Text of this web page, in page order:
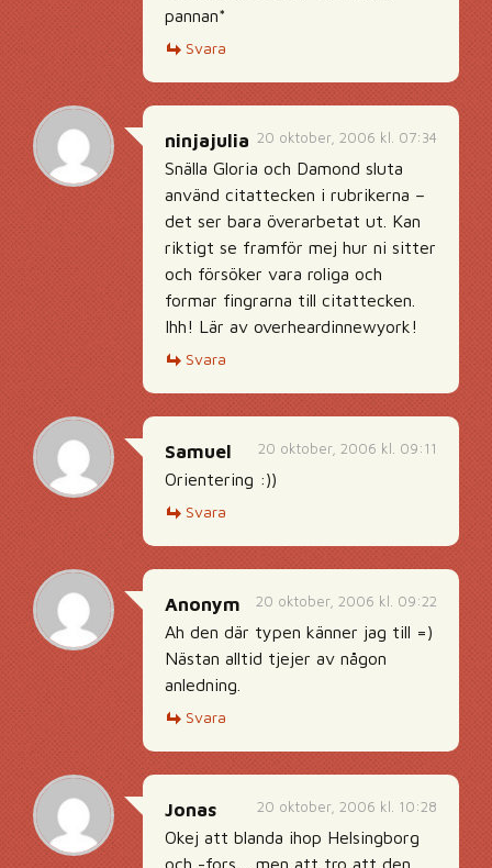
pannan*
Svara
20 oktober, 2006 kl. 07:34
ninjajulia
Snälla Gloria och Damond sluta
använd citattecken i rubrikerna –
det ser bara överarbetat ut. Kan
riktigt se framför mej hur ni sitter
och försöker vara roliga och
formar fingrarna till citattecken.
Ihh! Lär av overheardinnewyork!
Svara
20 oktober, 2006 kl. 09:11
Samuel
Orientering :))
Svara
20 oktober, 2006 kl. 09:22
Anonym
Ah den där typen känner jag till =)
Nästan alltid tjejer av någon
anledning.
Svara
20 oktober, 2006 kl. 10:28
Jonas
Okej att blanda ihop Helsingborg
och -fors… men att tro att den